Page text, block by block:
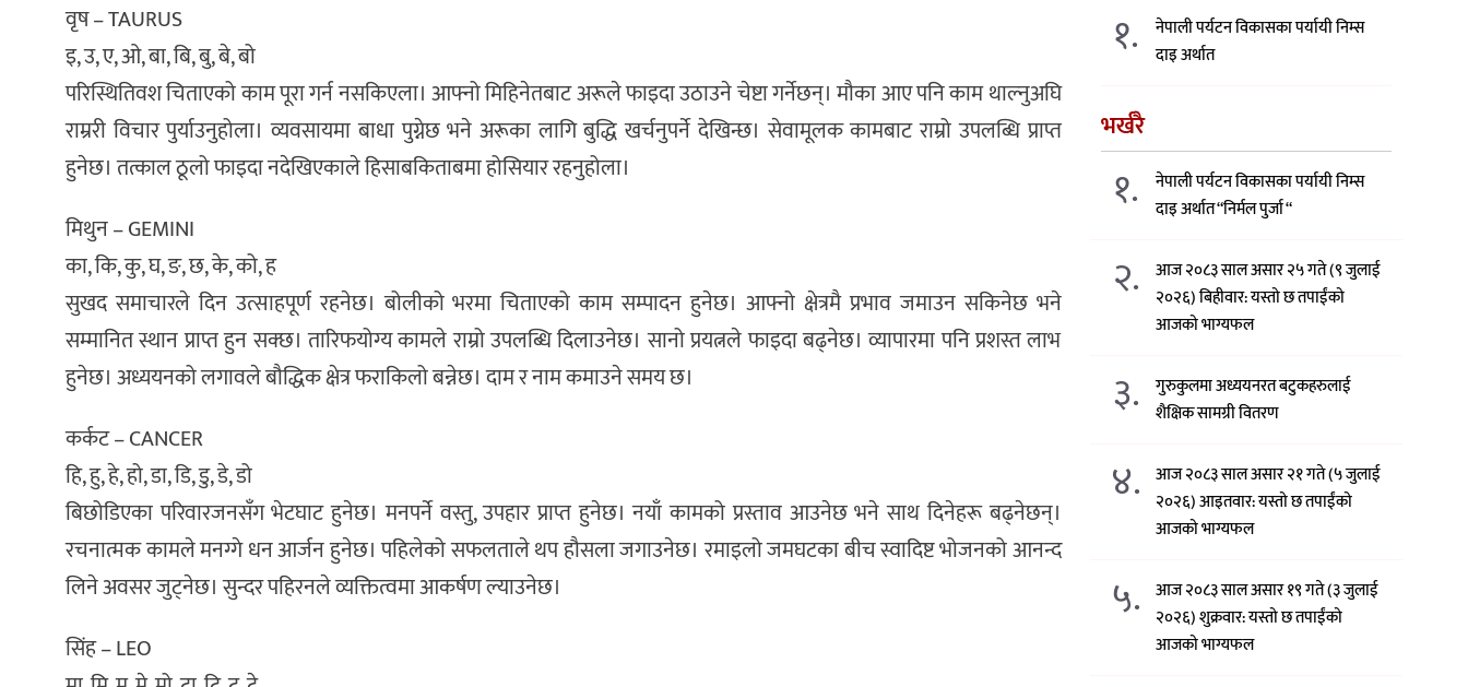
वृष – TAURUS
इ, उ, ए, ओ, बा, बि, बु, बे, बो
परिस्थितिवश चिताएको काम पूरा गर्न नसकिएला। आफ्नो मिहिनेतबाट अरूले फाइदा उठाउने चेष्टा गर्नेछन्। मौका आए पनि काम थाल्नुअघि
राम्ररी विचार पुर्याउनुहोला। व्यवसायमा बाधा पुग्नेछ भने अरूका लागि बुद्धि खर्चनुपर्ने देखिन्छ। सेवामूलक कामबाट राम्रो उपलब्धि प्राप्त
हुनेछ। तत्काल ठूलो फाइदा नदेखिएकाले हिसाबकिताबमा होसियार रहनुहोला।
मिथुन – GEMINI
का, कि, कु, घ, ङ, छ, के, को, ह
सुखद समाचारले दिन उत्साहपूर्ण रहनेछ। बोलीको भरमा चिताएको काम सम्पादन हुनेछ। आफ्नो क्षेत्रमै प्रभाव जमाउन सकिनेछ भने
सम्मानित स्थान प्राप्त हुन सक्छ। तारिफयोग्य कामले राम्रो उपलब्धि दिलाउनेछ। सानो प्रयत्नले फाइदा बढ्नेछ। व्यापारमा पनि प्रशस्त लाभ
हुनेछ। अध्ययनको लगावले बौद्धिक क्षेत्र फराकिलो बन्नेछ। दाम र नाम कमाउने समय छ।
कर्कट – CANCER
हि, हु, हे, हो, डा, डि, डु, डे, डो
बिछोडिएका परिवारजनसँग भेटघाट हुनेछ। मनपर्ने वस्तु, उपहार प्राप्त हुनेछ। नयाँ कामको प्रस्ताव आउनेछ भने साथ दिनेहरू बढ्नेछन्।
रचनात्मक कामले मनग्गे धन आर्जन हुनेछ। पहिलेको सफलताले थप हौसला जगाउनेछ। रमाइलो जमघटका बीच स्वादिष्ट भोजनको आनन्द
लिने अवसर जुट्नेछ। सुन्दर पहिरनले व्यक्तित्वमा आकर्षण ल्याउनेछ।
सिंह – LEO
१.
नेपाली पर्यटन विकासका पर्यायी निम्स
दाइ अर्थात
भर्खरै
१.
नेपाली पर्यटन विकासका पर्यायी निम्स
दाइ अर्थात “निर्मल पुर्जा “
२.
आज २०८३ साल असार २५ गते (९ जुलाई
२०२६) बिहीवार: यस्तो छ तपाईंको
आजको भाग्यफल
३.
गुरुकुलमा अध्ययनरत बटुकहरुलाई
शैक्षिक सामग्री वितरण
४.
आज २०८३ साल असार २१ गते (५ जुलाई
२०२६) आइतवार: यस्तो छ तपाईंको
आजको भाग्यफल
५.
आज २०८३ साल असार १९ गते (३ जुलाई
२०२६) शुक्रवार: यस्तो छ तपाईंको
आजको भाग्यफल